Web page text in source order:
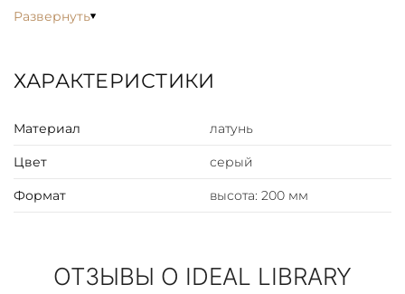
звучания русской культуры.
Развернуть
ХАРАКТЕРИСТИКИ
Материал латунь
Цвет серый
Формат высота: 200 мм
ОТЗЫВЫ О IDEAL LIBRARY